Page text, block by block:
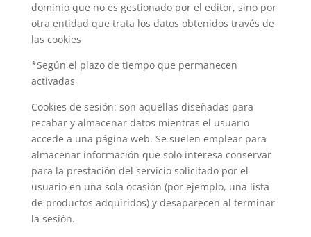
dominio que no es gestionado por el editor, sino por
otra entidad que trata los datos obtenidos través de
las cookies
*Según el plazo de tiempo que permanecen
activadas
Cookies de sesión: son aquellas diseñadas para
recabar y almacenar datos mientras el usuario
accede a una página web. Se suelen emplear para
almacenar información que solo interesa conservar
para la prestación del servicio solicitado por el
usuario en una sola ocasión (por ejemplo, una lista
de productos adquiridos) y desaparecen al terminar
la sesión.